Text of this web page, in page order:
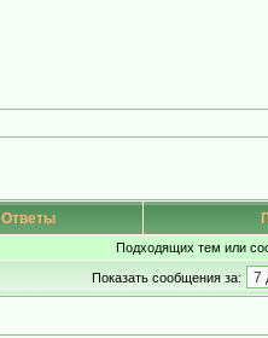
Ответы
Подходящих тем или
Показать сообщения за: